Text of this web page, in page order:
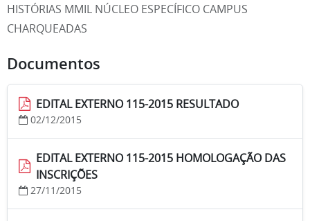
HISTÓRIAS MMIL NÚCLEO ESPECÍFICO CAMPUS
CHARQUEADAS
Documentos
EDITAL EXTERNO 115-2015 RESULTADO
02/12/2015
EDITAL EXTERNO 115-2015 HOMOLOGAÇÃO DAS
INSCRIÇÕES
27/11/2015